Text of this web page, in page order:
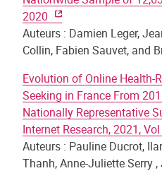
2020
Auteurs : Damien Leger,
Collin, Fabien Sauvet, and
Evolution of Online Health-
Seeking in France From
Nationally Representative
Internet Research, 2021,
Auteurs : Pauline Ducrot,
Thanh, Anne-Juliette Serry